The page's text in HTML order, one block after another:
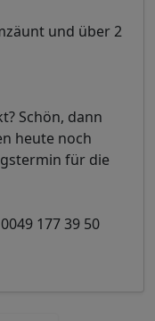
und über 2
Schön, dann
heute noch
für die
177 39 50